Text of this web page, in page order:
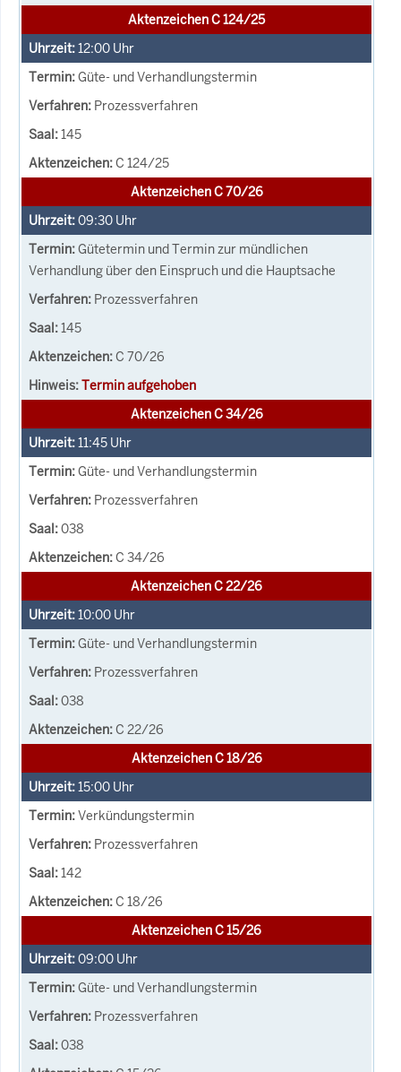
Aktenzeichen C 124/25
12:00 Uhr
Güte- und Verhandlungstermin
Prozessverfahren
145
C 124/25
Aktenzeichen C 70/26
09:30 Uhr
Gütetermin und Termin zur mündlichen
Verhandlung über den Einspruch und die Hauptsache
Prozessverfahren
145
C 70/26
Termin aufgehoben
Aktenzeichen C 34/26
11:45 Uhr
Güte- und Verhandlungstermin
Prozessverfahren
038
C 34/26
Aktenzeichen C 22/26
10:00 Uhr
Güte- und Verhandlungstermin
Prozessverfahren
038
C 22/26
Aktenzeichen C 18/26
15:00 Uhr
Verkündungstermin
Prozessverfahren
142
C 18/26
Aktenzeichen C 15/26
09:00 Uhr
Güte- und Verhandlungstermin
Prozessverfahren
038